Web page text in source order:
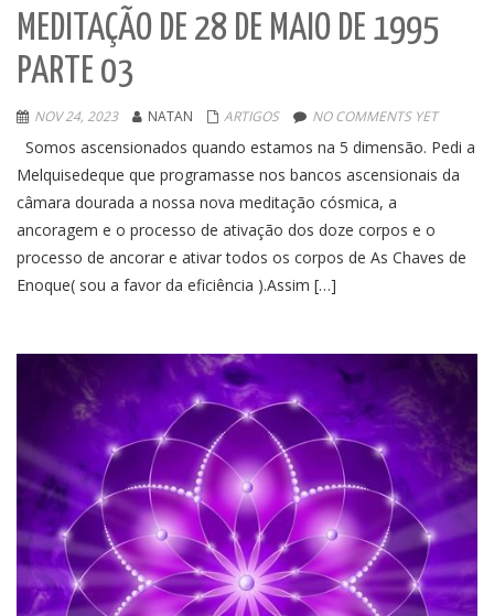
MEDITAÇÃO DE 28 DE MAIO DE 1995
PARTE 03
NOV 24, 2023 NATAN ARTIGOS NO COMMENTS YET
Somos ascensionados quando estamos na 5 dimensão. Pedi a
Melquisedeque que programasse nos bancos ascensionais da
câmara dourada a nossa nova meditação cósmica, a
ancoragem e o processo de ativação dos doze corpos e o
processo de ancorar e ativar todos os corpos de As Chaves de
Enoque( sou a favor da eficiência ).Assim […]